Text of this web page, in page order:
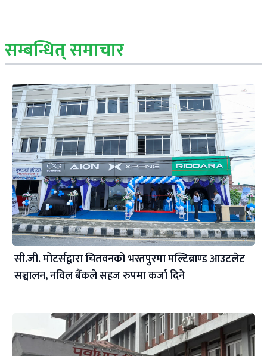
सम्बन्धित् समाचार
सी.जी. मोटर्सद्वारा चितवनको भरतपुरमा मल्टिब्राण्ड आउटलेट
सञ्चालन, नविल बैंकले सहज रुपमा कर्जा दिने